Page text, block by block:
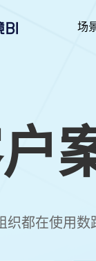
场
织都在使用数